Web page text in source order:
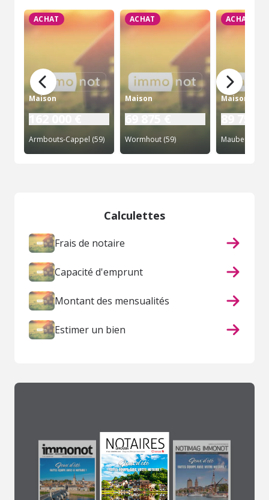
ACHAT
Maison
162 000 €
Armbouts-Cappel (59)
ACHAT
Maison
69 875 €
Wormhout (59)
ACHAT
Maison
89 750 €
Maubeuge
Calculettes
Frais de notaire
Capacité d'emprunt
Montant des mensualités
Estimer un bien